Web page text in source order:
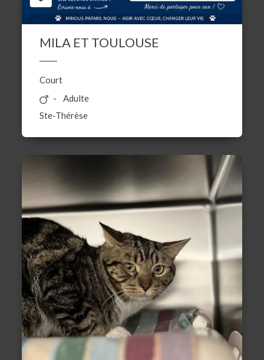
MILA ET TOULOUSE
Court
Adulte
Ste-Thérèse